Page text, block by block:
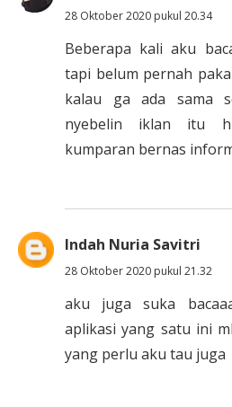
28 Oktober 2020 pukul 20.34
Beberapa kali aku
tapi belum pernah
kalau ga ada sama
nyebelin iklan itu
kumparan bernas
Indah Nuria Savitri
28 Oktober 2020 pukul 21.32
aku juga suka
aplikasi yang satu ini
yang perlu aku tau juga